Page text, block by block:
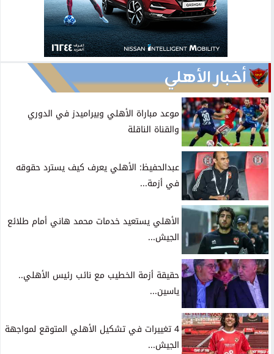
أخبار الأهلي
موعد مباراة الأهلي وبيراميدز في الدوري
والقناة الناقلة
عبدالحفيظ: الأهلي يعرف كيف يسترد حقوقه
في أزمة...
الأهلي يستعيد خدمات محمد هاني أمام طلائع
الجيش...
حقيقة أزمة الخطيب مع نائب رئيس الأهلي..
ياسين...
4 تغييرات في تشكيل الأهلي المتوقع لمواجهة
الجيش...